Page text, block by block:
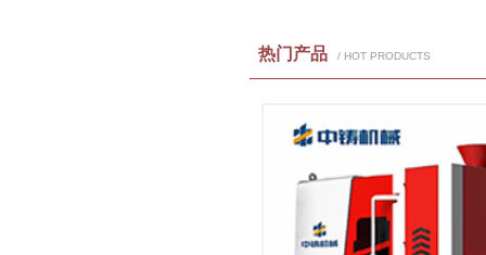
热门产品 / HOT PRODUCTS